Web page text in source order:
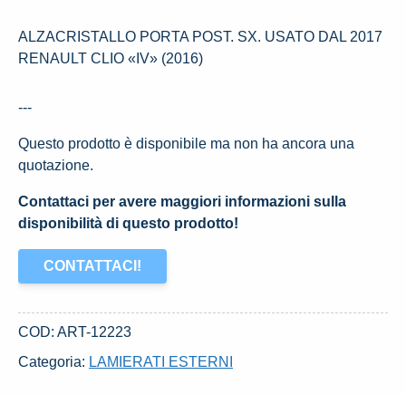
ALZACRISTALLO PORTA POST. SX. USATO DAL 2017
RENAULT CLIO «IV» (2016)
---
Questo prodotto è disponibile ma non ha ancora una
quotazione.
Contattaci per avere maggiori informazioni sulla
disponibilità di questo prodotto!
CONTATTACI!
COD: ART-12223
Categoria: LAMIERATI ESTERNI